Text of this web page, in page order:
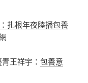
扎根年夜陸播包養
青王祥宇：包養意